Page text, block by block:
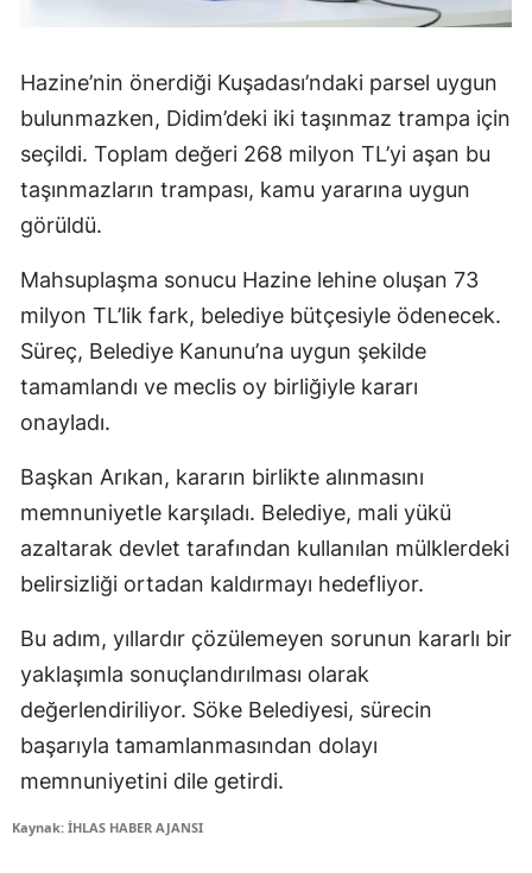
Hazine’nin önerdiği Kuşadası’ndaki parsel uygun
bulunmazken, Didim’deki iki taşınmaz trampa için
seçildi. Toplam değeri 268 milyon TL’yi aşan bu
taşınmazların trampası, kamu yararına uygun
görüldü.
Mahsuplaşma sonucu Hazine lehine oluşan 73
milyon TL’lik fark, belediye bütçesiyle ödenecek.
Süreç, Belediye Kanunu’na uygun şekilde
tamamlandı ve meclis oy birliğiyle kararı
onayladı.
Başkan Arıkan, kararın birlikte alınmasını
memnuniyetle karşıladı. Belediye, mali yükü
azaltarak devlet tarafından kullanılan mülklerdeki
belirsizliği ortadan kaldırmayı hedefliyor.
Bu adım, yıllardır çözülemeyen sorunun kararlı bir
yaklaşımla sonuçlandırılması olarak
değerlendiriliyor. Söke Belediyesi, sürecin
başarıyla tamamlanmasından dolayı
memnuniyetini dile getirdi.
Kaynak: İHLAS HABER AJANSI